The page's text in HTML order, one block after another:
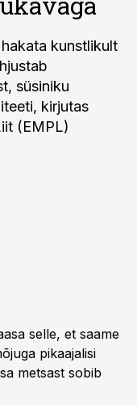
kunstlikult
süsiniku
kirjutas
(EMPL)
selle, et saame
pikaajalisi
metsast sobib